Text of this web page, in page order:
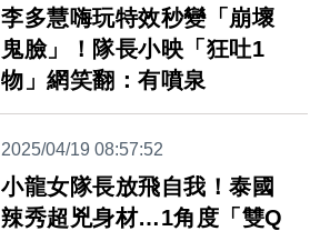
李多慧嗨玩特效秒變「崩壞
鬼臉」！隊長小映「狂吐1
物」網笑翻：有噴泉
2025/04/19 08:57:52
小龍女隊長放飛自我！泰國
辣秀超兇身材…1角度「雙Q